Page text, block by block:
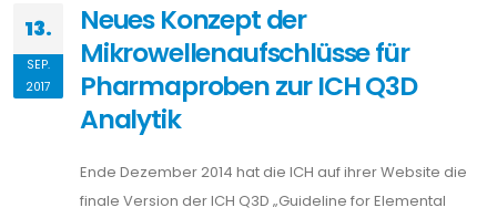
13.
SEP.
2017
Neues Konzept der
Mikrowellenaufschlüsse für
Pharmaproben zur ICH Q3D
Analytik
Ende Dezember 2014 hat die ICH auf ihrer Website die
finale Version der ICH Q3D „Guideline for Elemental